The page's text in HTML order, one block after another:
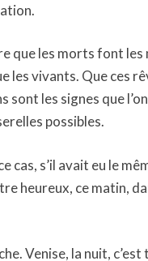
que les morts font les
les vivants. Que ces
sont les signes que
possibles.
cas, s’il avait eu le
heureux, ce matin,
Venise, la nuit, c’est